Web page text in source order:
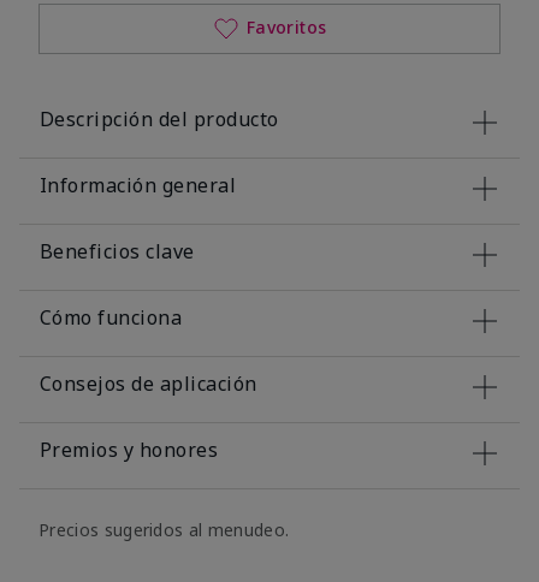
Favoritos
Descripción del producto
Información general
Beneficios clave
Cómo funciona
Consejos de aplicación
Premios y honores
Precios sugeridos al menudeo.